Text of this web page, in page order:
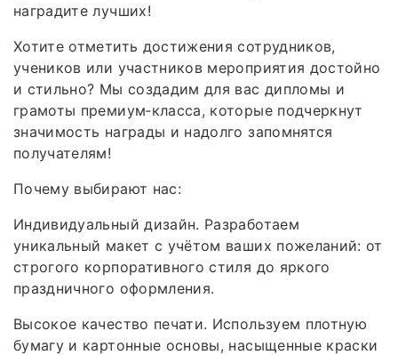
наградите лучших!
Хотите отметить достижения сотрудников,
учеников или участников мероприятия достойно
и стильно? Мы создадим для вас дипломы и
грамоты премиум‑класса, которые подчеркнут
значимость награды и надолго запомнятся
получателям!
Почему выбирают нас:
Индивидуальный дизайн. Разработаем
уникальный макет с учётом ваших пожеланий: от
строгого корпоративного стиля до яркого
праздничного оформления.
Высокое качество печати. Используем плотную
бумагу и картонные основы, насыщенные краски